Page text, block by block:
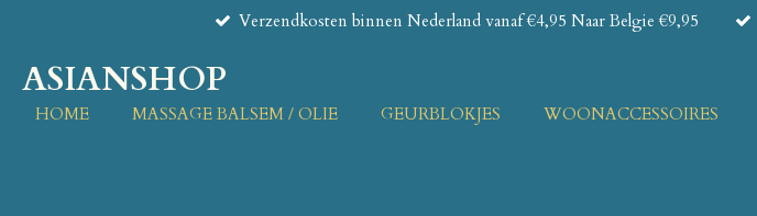
naar
de
hoofdinhoud
Verzendkosten binnen Nederland vanaf €4,95 Naar Belgie €9,95
ASIANSHOP
HOME MASSAGE BALSEM / OLIE GEURBLOKJES WOONACCESSOIRES